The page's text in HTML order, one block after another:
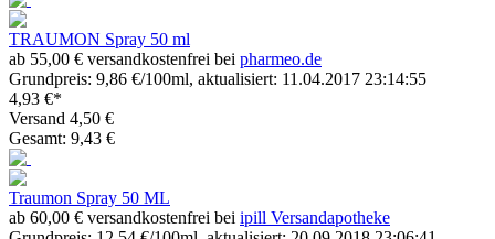
TRAUMON Spray 50 ml
ab 55,00 € versandkostenfrei bei pharmeo.de
Grundpreis: 9,86 €/100ml, aktualisiert: 11.04.2017 23:14:55
4,93 €*
Versand 4,50 €
Gesamt: 9,43 €
Traumon Spray 50 ML
ab 60,00 € versandkostenfrei bei ipill Versandapotheke